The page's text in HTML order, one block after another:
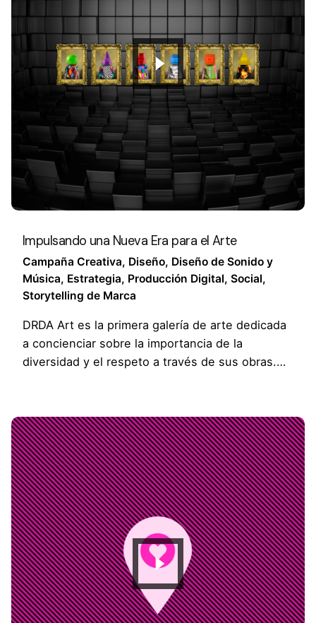
Impulsando una Nueva Era para el Arte
Campaña Creativa Diseño Diseño de Sonido y
Música Estrategia Producción Digital Social
Storytelling de Marca
DRDA Art es la primera galería de arte dedicada
a concienciar sobre la importancia de la
diversidad y el respeto a través de sus obras.…